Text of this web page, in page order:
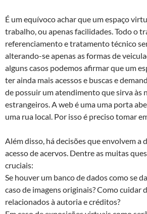
É um equívoco achar que um espaço
trabalho, ou apenas facilidades. Todo o
referenciamento e tratamento técnico
alterando-se apenas as formas de
alguns casos podemos afirmar que um
ter ainda mais acessos e buscas e
de possuir um atendimento que sirva às
estrangeiros. A web é uma uma porta
uma rua local. Por isso é preciso tomar
Além disso, há decisões que envolvem a
acesso de acervos. Dentre as muitas
cruciais:
Se houver um banco de dados como se
caso de imagens originais? Como cuidar
relacionados à autoria e créditos?